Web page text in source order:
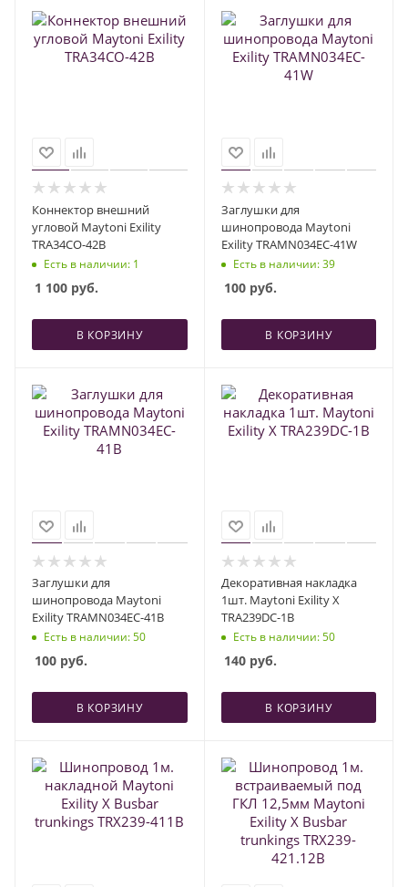
Коннектор внешний
угловой Maytoni Exility
TRA34CO-42B
Есть в наличии: 1
1 100 руб.
В КОРЗИНУ
Заглушки для
шинопровода Maytoni
Exility TRAMN034EC-41W
Есть в наличии: 39
100руб.
В КОРЗИНУ
Заглушки для
шинопровода Maytoni
Exility TRAMN034EC-41B
Есть в наличии: 50
100 руб.
В КОРЗИНУ
Декоративная накладка
1шт. Maytoni Exility X
TRA239DC-1B
Есть в наличии: 50
140руб.
В КОРЗИНУ